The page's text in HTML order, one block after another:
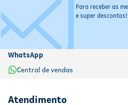
Choque cardiogênico
Pressão arterial muito baixa
Se eu esquecer de tomar o
Lembre assim que possível:
Dose próxima:
Se já estiver
Não
Para receber as
e super descontos!
WhatsApp
Central de vendas
Atendimento